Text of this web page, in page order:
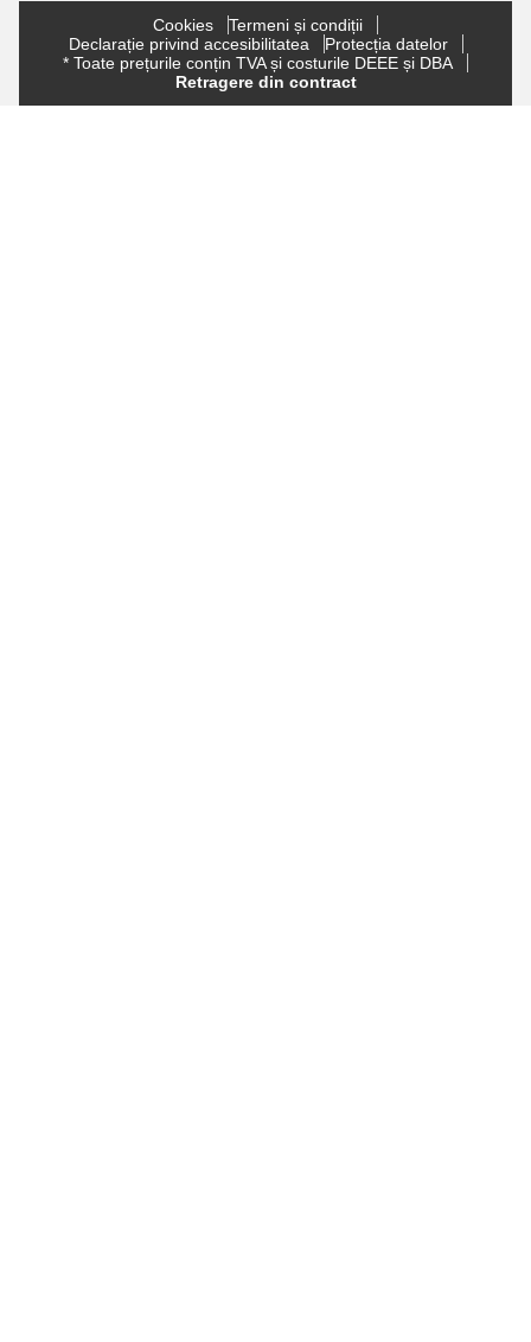
Cookies
Termeni și condiții
Declarație privind accesibilitatea
Protecția datelor
* Toate prețurile conțin TVA și costurile DEEE și DBA
Retragere din contract